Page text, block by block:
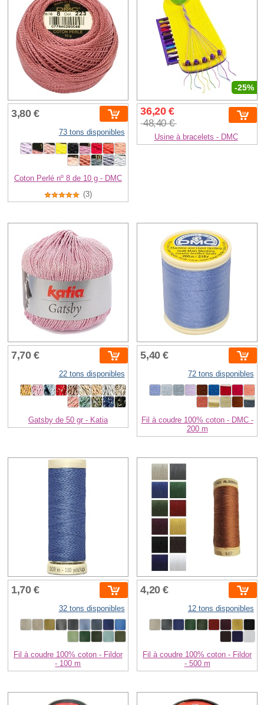
3,80 €
73 tons disponibles
Coton Perlé nº 8 de 10 g - DMC
(3)
-25%
36,20 €
48,40 €
Usine à bracelets - DMC
7,70 €
22 tons disponibles
Gatsby de 50 gr - Katia
5,40 €
72 tons disponibles
Fil à coudre 100% coton - DMC -
200 m
1,70 €
32 tons disponibles
Fil à coudre 100% coton - Fildor
- 100 m
4,20 €
12 tons disponibles
Fil à coudre 100% coton - Fildor
- 500 m